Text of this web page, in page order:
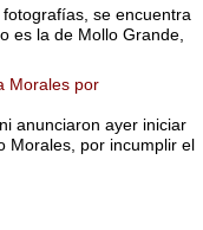
se encuentra
es la de Mollo Grande,
Morales por
anunciaron ayer iniciar
Morales, por incumplir el